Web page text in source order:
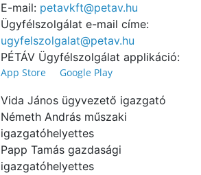
E-mail: petavkft@petav.hu
Ügyfélszolgálat e-mail címe:
ugyfelszolgalat@petav.hu
PÉTÁV Ügyfélszolgálat applikáció:
App Store Google Play
Vida János ügyvezető igazgató
Németh András műszaki
igazgatóhelyettes
Papp Tamás gazdasági
igazgatóhelyettes